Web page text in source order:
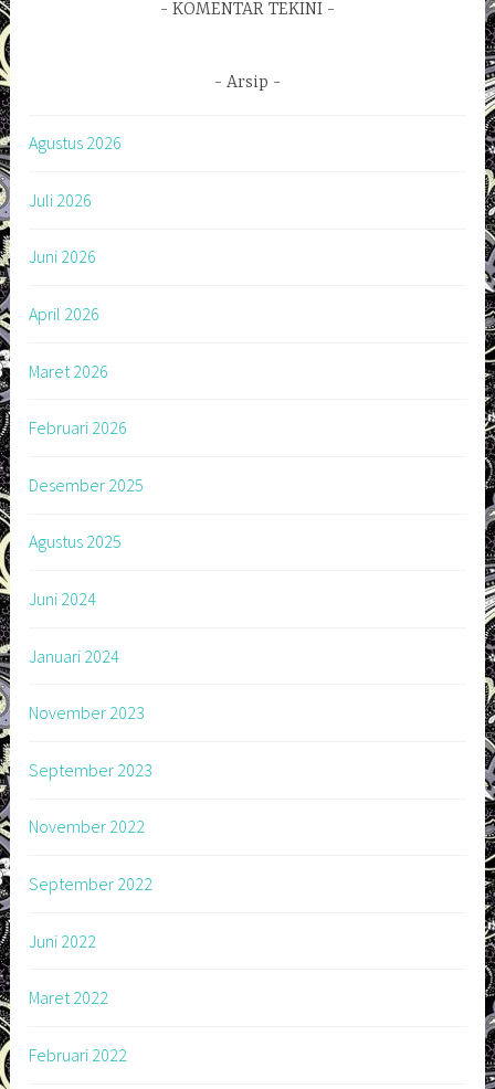
KOMENTAR TEKINI
Arsip
Agustus 2026
Juli 2026
Juni 2026
April 2026
Maret 2026
Februari 2026
Desember 2025
Agustus 2025
Juni 2024
Januari 2024
November 2023
September 2023
November 2022
September 2022
Juni 2022
Maret 2022
Februari 2022